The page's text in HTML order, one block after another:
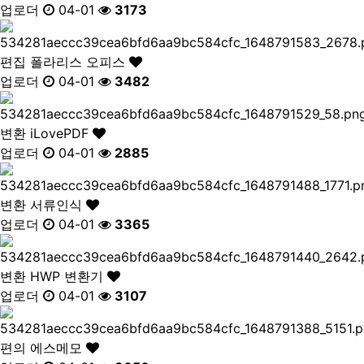
업로더
04-01 3173
편집 폴라리스 오피스
업로더
04-01 3482
변환 iLovePDF
업로더
04-01 2885
변환 서류인식
업로더
04-01 3365
변환 HWP 변환기
업로더
04-01 3107
편의 에스메모